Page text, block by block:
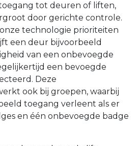
tot deuren of liften,
door gerichte controle.
technologie prioriteiten
een deur bijvoorbeeld
van een onbevoegde
een bevoegde
Deze
ook bij groepen, waarbij
toegang verleent als er
en één onbevoegde badge